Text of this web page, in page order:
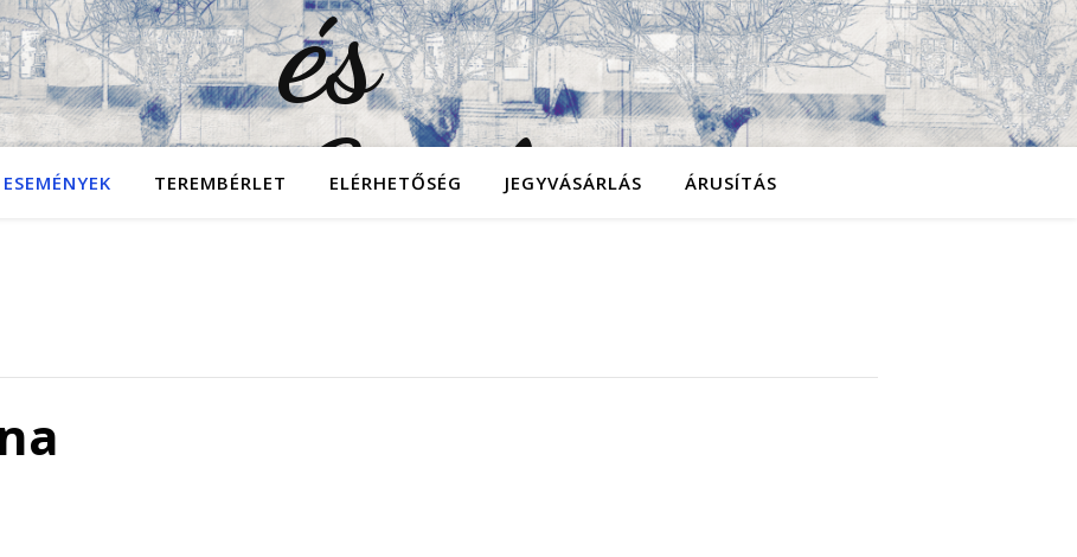
ESEMÉNYEK TEREMBÉRLET ELÉRHETŐSÉG JEGYVÁSÁRLÁS ÁRUSÍTÁS